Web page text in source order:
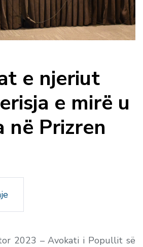
e njeriut
e mirë u
në Prizren
2023 – Avokati i Popullit së